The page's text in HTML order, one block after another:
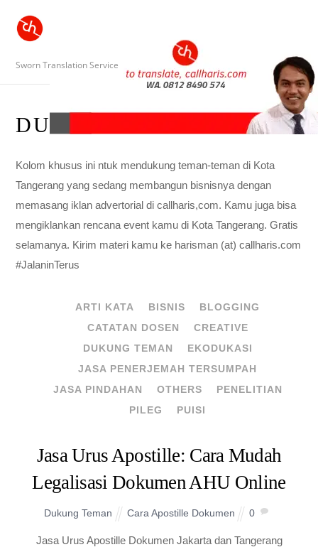
Sworn Translation Service
DUKUNG TEMAN
Kolom khusus ini ntuk mendukung teman-teman di Kota
Tangerang yang sedang membangun bisnisnya dengan
memasang iklan advertorial di callharis,com. Kamu juga bisa
mengiklankan rencana event kamu di Kota Tangerang. Gratis
selamanya. Kirim materi kamu ke harisman (at) callharis.com
#JalaninTerus
ARTI KATA BISNIS
BLOGGING
CATATAN DOSEN
CREATIVE
DUKUNG TEMAN
EKODUKASI
JASA PENERJEMAH TERSUMPAH
JASA PINDAHAN
OTHERS
PENELITIAN
PILEG
PUISI
Jasa Urus Apostille: Cara Mudah
Legalisasi Dokumen AHU Online
Dukung Teman Cara Apostille Dokumen 0
Jasa Urus Apostille Dokumen Jakarta dan Tangerang